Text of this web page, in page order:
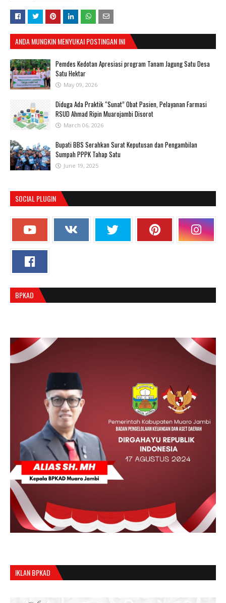
ANDA MUNGKIN MENYUKAI POSTINGAN INI
Pemdes Kedotan Apresiasi program Tanam Jagung Satu Desa
Satu Hektar
May 09, 2026
Diduga Ada Praktik “Sunat” Obat Pasien, Pelayanan Farmasi
RSUD Ahmad Ripin Muarojambi Disorot
March 06, 2026
Bupati BBS Serahkan Surat Keputusan dan Pengambilan
Sumpah PPPK Tahap Satu
June 19, 2025
SOCIAL PLUGIN
BPKAD
IKLAN BPKAD